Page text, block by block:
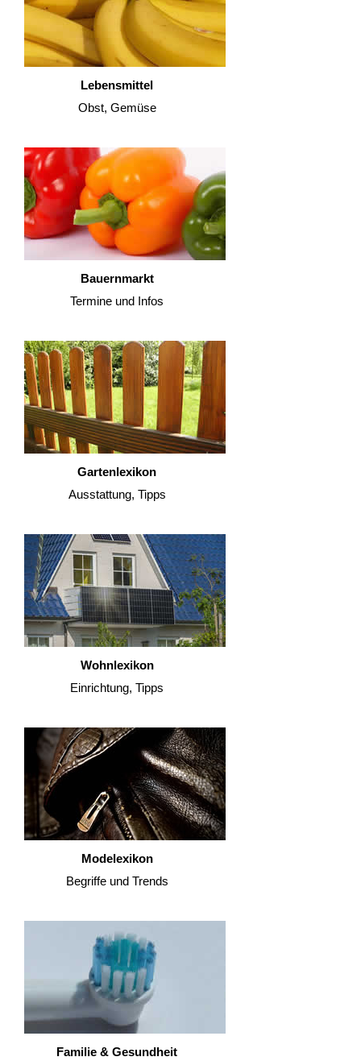
Lebensmittel
Obst, Gemüse
Bauernmarkt
Termine und Infos
Gartenlexikon
Ausstattung, Tipps
Wohnlexikon
Einrichtung, Tipps
Modelexikon
Begriffe und Trends
Familie & Gesundheit